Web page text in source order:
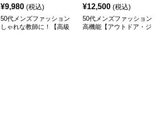
¥9,980 (税込)
50代メンズファッション
しゃれな教師に！【高級
¥12,500 (税込)
50代メンズファッション
高機能【アウトドア・ジ